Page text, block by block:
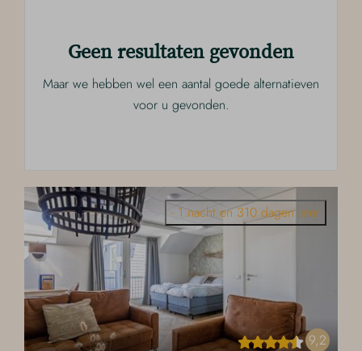
Geen resultaten gevonden
Maar we hebben wel een aantal goede alternatieven
voor u gevonden.
- 1 nacht en 310 dagen later
9,2